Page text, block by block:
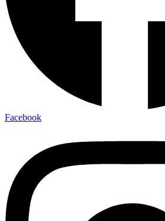
Facebook